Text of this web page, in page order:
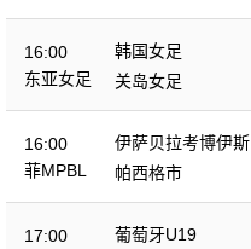
16:00
东亚女足
韩国女足
关岛女足
16:00
菲MPBL
伊萨贝拉考博伊斯
帕西格市
17:00
葡萄牙U19